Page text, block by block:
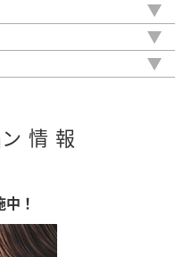
情報
！